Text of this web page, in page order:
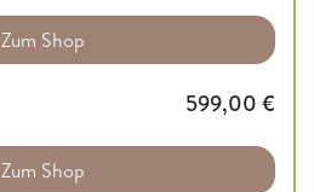
Zum Shop
599,00 €
Zum Shop